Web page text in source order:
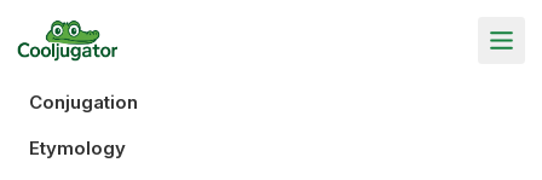
Conjugation
Etymology